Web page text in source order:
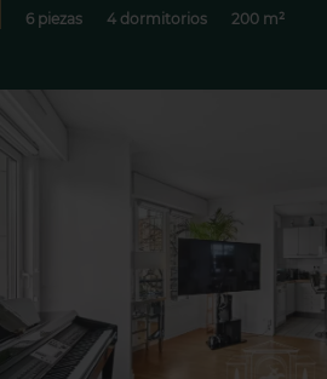
6 piezas 4 dormitorios 200 m²